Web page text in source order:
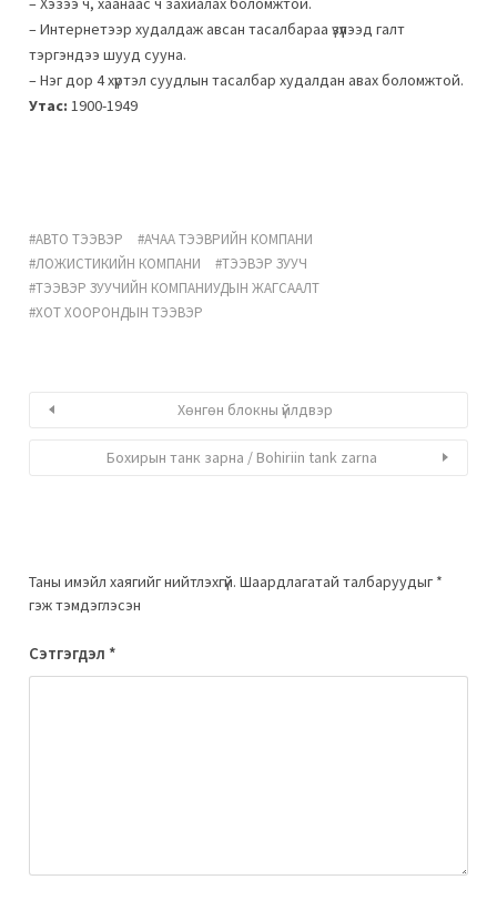
– Интернетээр худалдаж авсан тасалбараа үзүүлээд галт
тэргэндээ шууд сууна.
– Нэг дор 4 хүртэл суудлын тасалбар худалдан авах боломжтой.
Утас: 1900-1949
АВТО ТЭЭВЭР
АЧАА ТЭЭВРИЙН КОМПАНИ
ЛОЖИСТИКИЙН КОМПАНИ
ТЭЭВЭР ЗУУЧ
ТЭЭВЭР ЗУУЧИЙН КОМПАНИУДЫН ЖАГСААЛТ
ХОТ ХООРОНДЫН ТЭЭВЭР
Хөнгөн блокны үйлдвэр
Бохирын танк зарна / Bohiriin tank zarna
Таны имэйл хаягийг нийтлэхгүй. Шаардлагатай талбаруудыг *
гэж тэмдэглэсэн
Сэтгэгдэл *